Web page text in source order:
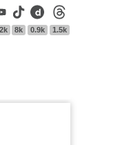
YoutubeTik Tok
8k
Dailymotion
0.9k 1.5k